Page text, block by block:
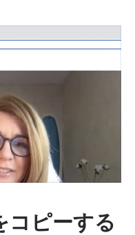
コピーする